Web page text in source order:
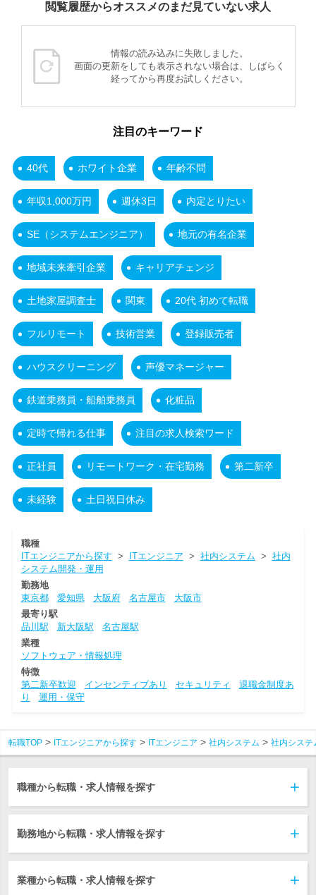
閲覧履歴からオススメのまだ見ていない求人
情報の読み込みに失敗しました。
画面の更新をしても表示されない場合は、しばらく
経ってから再度お試しください。
注目のキーワード
40代 ホワイト企業 年齢不問
年収1,000万円 週休3日 内定とりたい
SE（システムエンジニア） 地元の有名企業
地域未来牽引企業 キャリアチェンジ
土地家屋調査士 関東 20代 初めて転職
フルリモート 技術営業 登録販売者
ハウスクリーニング 声優マネージャー
鉄道乗務員・船舶乗務員 化粧品
定時で帰れる仕事 注目の求人検索ワード
正社員 リモートワーク・在宅勤務 第二新卒
未経験 土日祝日休み
職種
ITエンジニアから探す > ITエンジニア > 社内システム > 社内
システム開発・運用
勤務地
東京都
愛知県 大阪府 名古屋市
大阪市
最寄り駅
品川駅
新大阪駅
名古屋駅
業種
ソフトウェア・情報処理
特徴
第二新卒歓迎
インセンティブあり セキュリティ
退職金制度あ
り
運用・保守
転職TOP ITエンジニアから探す ITエンジニア 社内システム 社内システ
職種から転職・求人情報を探す
勤務地から転職・求人情報を探す
業種から転職・求人情報を探す